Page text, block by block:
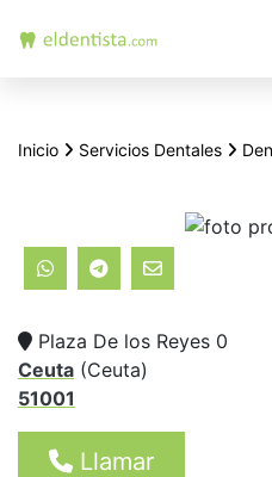
N
v
g
a
c
i
ó
Inicio Servicios Dentales
Plaza De los Reyes 0
Ceuta (Ceuta)
51001
Llamar